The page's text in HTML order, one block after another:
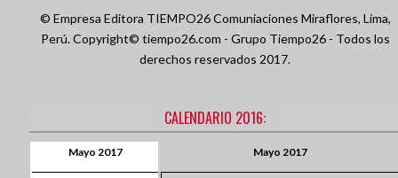
© Empresa Editora TIEMPO26 Comuniaciones Miraflores, Lima,
Perú.Copyright© tiempo26.com - Grupo Tiempo26 - Todos los
derechos reservados 2017.
CALENDARIO 2016:
Mayo 2017
Mayo 2017